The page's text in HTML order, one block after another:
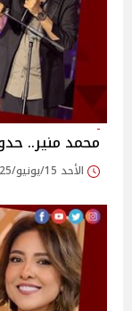
محمد منير..
الأحد 15/يونيو/2025 - 04:50 م